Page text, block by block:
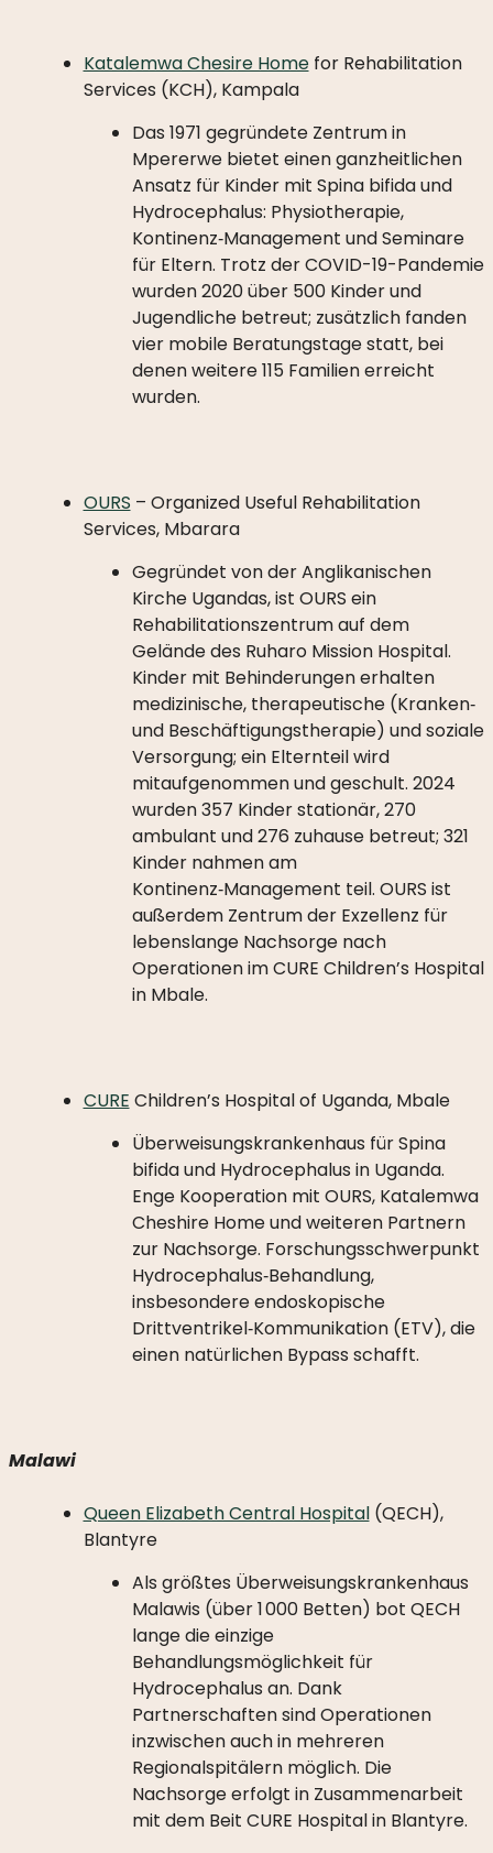
Katalemwa Chesire Homefor Rehabilitation
Services (KCH), Kampala
Das 1971 gegründete Zentrum in
Mpererwe bietet einen ganzheitlichen
Ansatz für Kinder mit Spina bifida und
Hydrocephalus: Physiotherapie,
Kontinenz‑Management und Seminare
für Eltern. Trotz der COVID-19-Pandemie
wurden 2020 über 500 Kinder und
Jugendliche betreut; zusätzlich fanden
vier mobile Beratungstage statt, bei
denen weitere 115 Familien erreicht
wurden.
OURS – Organized Useful Rehabilitation
Services, Mbarara
Gegründet von der Anglikanischen
Kirche Ugandas, ist OURS ein
Rehabilitationszentrum auf dem
Gelände des Ruharo Mission Hospital.
Kinder mit Behinderungen erhalten
medizinische, therapeutische (Kranken‑
und Beschäftigungstherapie) und soziale
Versorgung; ein Elternteil wird
mitaufgenommen und geschult. 2024
wurden 357 Kinder stationär, 270
ambulant und 276 zuhause betreut; 321
Kinder nahmen am
Kontinenz‑Management teil. OURS ist
außerdem Zentrum der Exzellenz für
lebenslange Nachsorge nach
Operationen im CURE Children’s Hospital
in Mbale.
CURE Children’s Hospital of Uganda, Mbale
Überweisungskrankenhaus für Spina
bifida und Hydrocephalus in Uganda.
Enge Kooperation mit OURS, Katalemwa
Cheshire Home und weiteren Partnern
zur Nachsorge. Forschungsschwerpunkt
Hydrocephalus‑Behandlung,
insbesondere endoskopische
Drittventrikel‑Kommunikation (ETV), die
einen natürlichen Bypass schafft.
Malawi
Queen Elizabeth Central Hospital(QECH),
Blantyre
Als größtes Überweisungskrankenhaus
Malawis (über 1 000 Betten) bot QECH
lange die einzige
Behandlungsmöglichkeit für
Hydrocephalus an. Dank
Partnerschaften sind Operationen
inzwischen auch in mehreren
Regionalspitälern möglich. Die
Nachsorge erfolgt in Zusammenarbeit
mit dem Beit CURE Hospital in Blantyre.